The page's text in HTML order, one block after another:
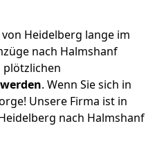
Heidelberg lange im
nach Halmshanf
plötzlichen
. Wenn Sie sich in
Unsere Firma ist in
nach Halmshanf